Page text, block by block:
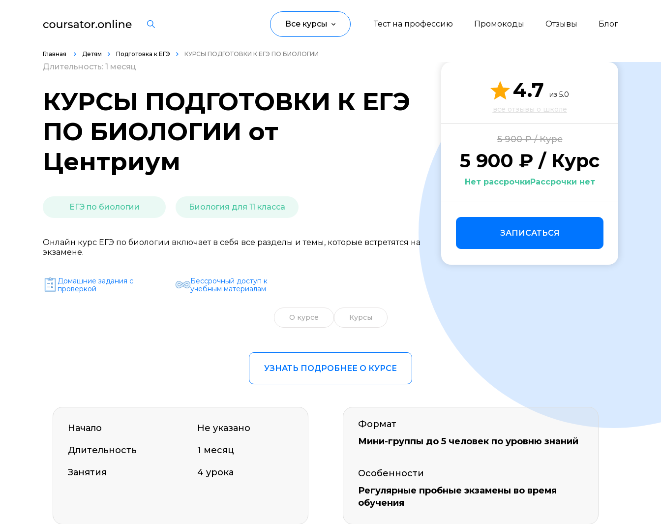
Тест на профессию Промокоды Отзывы Блог
Все курсы
Дизайн
Детям
Другое
Главная Детям Подготовка к ЕГЭ КУРСЫ ПОДГОТОВКИ К ЕГЭ ПО БИОЛОГИИ
Длительность: 1 месяц
КУРСЫ ПОДГОТОВКИ К ЕГЭ
ПО БИОЛОГИИ от
Центриум
ЕГЭ по биологии Биология для 11 класса
Онлайн курс ЕГЭ по биологии включает в себя все разделы и темы, которые встретятся на
экзамене.
Домашние задания c
проверкой
Бессрочный доступ к
учебным материалам
4.7
из 5.0
все отзывы о школе
5 900 ₽ / Курс
5 900 ₽ / Курс
Нет рассрочкиРассрочки нет
ЗАПИСАТЬСЯ
О курсе Курсы
УЗНАТЬ ПОДРОБНЕЕ О КУРСЕ
Начало
Длительность
Занятия
Не указано
1 месяц
4 урока
Формат
Мини-группы до 5 человек по уровню знаний
Особенности
Регулярные пробные экзамены во время
обучения